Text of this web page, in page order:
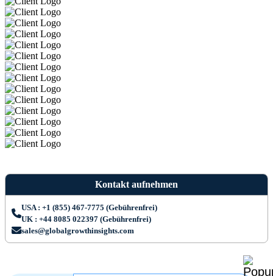
Kontakt aufnehmen
USA : +1 (855) 467-7775 (Gebührenfrei)
UK : +44 8085 022397 (Gebührenfrei)
sales@globalgrowthinsights.com